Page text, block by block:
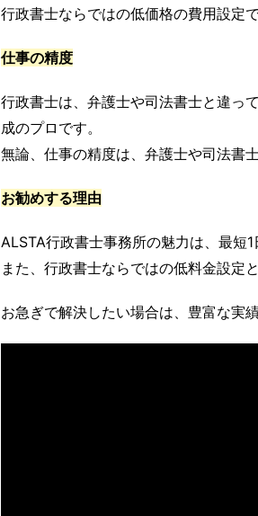
行政書士ならではの低価格の費用設定で
仕事の精度
行政書士は、弁護士や司法書士と違っ
成のプロです。
無論、仕事の精度は、弁護士や司法書
お勧めする理由
ALSTA行政書士事務所の魅力は、最短1
また、行政書士ならではの低料金設定
お急ぎで解決したい場合は、豊富な実